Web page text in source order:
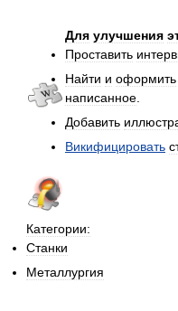
Для улучшения
Проставить
Найти и оформить
написанное
Добавить
Викифицировать
Категории:
Станки
Металлургия